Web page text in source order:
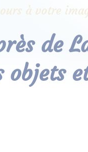
à votre
de
objets